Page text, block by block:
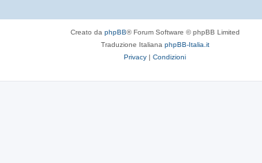
Creato da phpBB® Forum Software © phpBB Limited
Traduzione Italiana phpBB-Italia.it
Privacy | Condizioni